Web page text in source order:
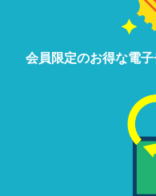
会員限定のお得な電